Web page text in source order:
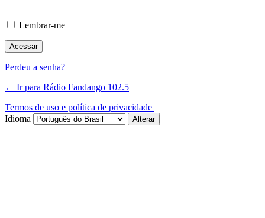
Lembrar-me
Perdeu a senha?
← Ir para Rádio Fandango 102.5
Termos de uso e política de privacidade
Idioma